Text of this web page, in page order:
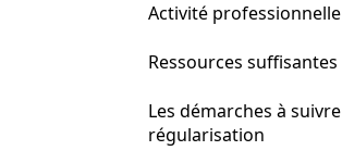
Activité professionnelle
Ressources suffisantes
Les démarches à
régularisation